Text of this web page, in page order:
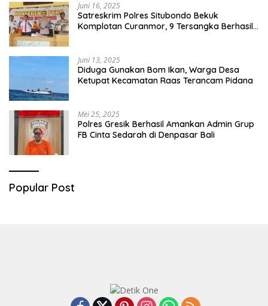
Juni 16, 2025
Satreskrim Polres Situbondo Bekuk
Komplotan Curanmor, 9 Tersangka Berhasil
Juni 13, 2025
Diduga Gunakan Bom Ikan, Warga Desa
Ketupat Kecamatan Raas Terancam Pidana
Mei 25, 2025
Polres Gresik Berhasil Amankan Admin Grup
FB Cinta Sedarah di Denpasar Bali
Popular Post